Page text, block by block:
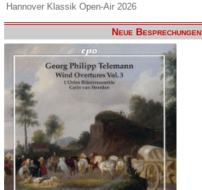
Hannover Klassik Open-Air 2026
Neue Besprechungen